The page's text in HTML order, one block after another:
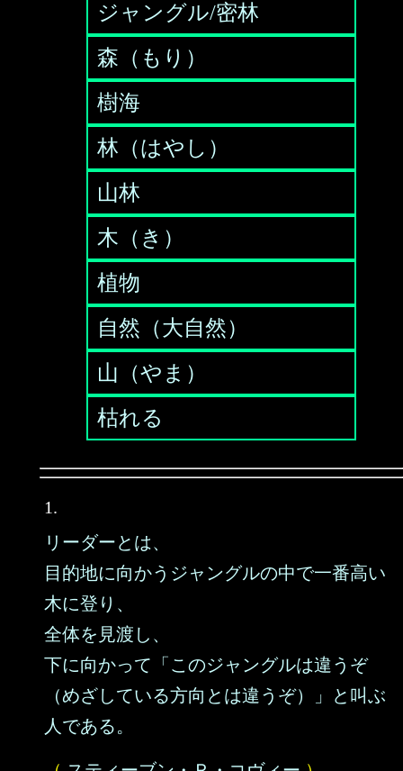
ジャングル/密林
森（もり）
樹海
林（はやし）
山林
木（き）
植物
自然（大自然）
山（やま）
枯れる
1.
リーダーとは、
目的地に向かうジャングルの中で一番高い
木に登り、
全体を見渡し、
下に向かって「このジャングルは違うぞ
（めざしている方向とは違うぞ）」と叫ぶ
人である。